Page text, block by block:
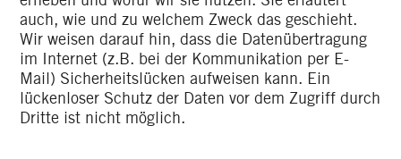
auch, wie und zu welchem Zweck das geschieht.
Wir weisen darauf hin, dass die Datenübertragung
im Internet (z.B. bei der Kommunikation per E-
Mail) Sicherheitslücken aufweisen kann. Ein
lückenloser Schutz der Daten vor dem Zugriff durch
Dritte ist nicht möglich.